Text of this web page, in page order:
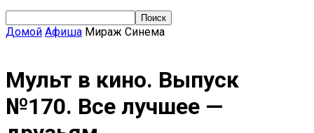
Домой Афиша Мираж Синема
Мульт в кино. Выпуск
№170. Все лучшее —